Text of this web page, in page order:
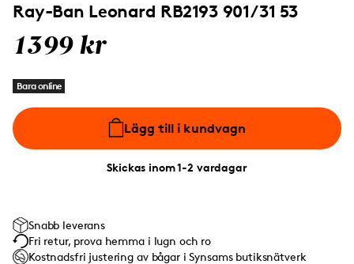
Ray-Ban Leonard RB2193 901/31 53
1399 kr
Bara online
Lägg till i kundvagn
Skickas inom 1-2 vardagar
Snabb leverans
Fri retur, prova hemma i lugn och ro
Kostnadsfri justering av bågar i Synsams butiksnätverk